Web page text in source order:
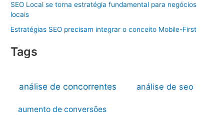
SEO Local se torna estratégia fundamental para negócios
locais
Estratégias SEO precisam integrar o conceito Mobile-First
Tags
análise de concorrentes análise de seo
aumento de conversões